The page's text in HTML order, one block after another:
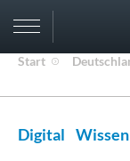
Start
Digital Wissen